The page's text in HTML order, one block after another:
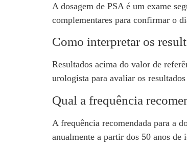
A dosagem de PSA é um exame
complementares para confirmar o
Como interpretar os
Resultados acima do valor de
urologista para avaliar os
Qual a frequência
A frequência recomendada para a
anualmente a partir dos 50 anos de